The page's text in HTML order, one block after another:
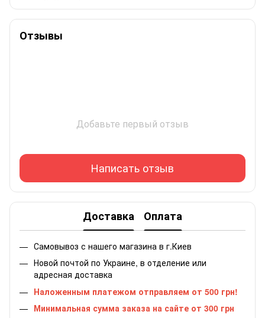
Отзывы
Добавьте первый отзыв
Написать отзыв
Доставка Оплата
Самовывоз с нашего магазина в г.Киев
Новой почтой по Украине, в отделение или
адресная доставка
Наложенным платежом отправляем от 500 грн!
Минимальная сумма заказа на сайте от 300 грн